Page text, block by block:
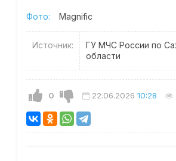
Фото: Magnific
Источник:
ГУ МЧС России по
области
0 22.06.2026 10:28